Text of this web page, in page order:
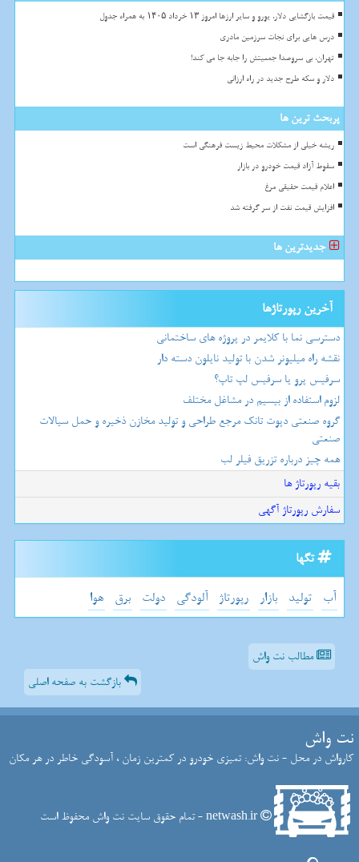
قیمت بازگشایی دلار، یورو و سایر ارزها امروز ۱۳ خرداد ۱۴۰۵ به همراه جدول
درس هایی برای نجات سرزمین مادری
تهران، بی سروصدا جمعیتش را جابه جا می کند!
دلار و سکه طرح جدید در راه ارزانی
پربحث ترین ها
ریشه خیلی از مشکلات محیط زیست فرهنگی است
سقوط آزاد قیمت خودرو در بازار
اعلام قیمت حقیقی مرغ
افزایش قیمت نفت از سر گرفته شد
جدیدترین ها
آخرین رپورتاژها
دسترسی نما با کلایمر در پروژه های ساختمانی
نقشه راه میلیونر شدن با تولید نایلون دسته دار
سرفیس پرو یا سرفیس لپ تاپ؟
لزوم استفاده از بیسیم در مشاغل مختلف
گروه صنعتی دپوت تانک مرجع طراحی و تولید مخازن ذخیره و حمل سیالات
صنعتی
همه چیز درباره تزریق فیلر لب
بقیه رپورتاژ ها
سفارش رپورتاژ آگهی
تگها
آب تولید بازار رپورتاژ آلودگی دولت برق هوا
مطالب نت واش
بازگشت به صفحه اصلی
نت واش
کارواش در محل - نت واش: تمیزی خودرو در کمترین زمان ، آسودگی خاطر در هر مکان
netwash.ir - تمام حقوق سایت نت واش محفوظ است